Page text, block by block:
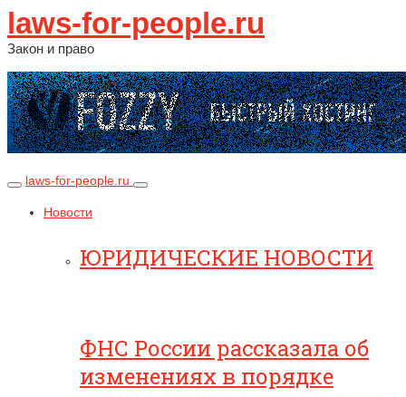
laws-for-people.ru
Закон и право
laws-for-people.ru
Новости
ЮРИДИЧЕСКИЕ НОВОСТИ
ФНС России рассказала об
изменениях в порядке